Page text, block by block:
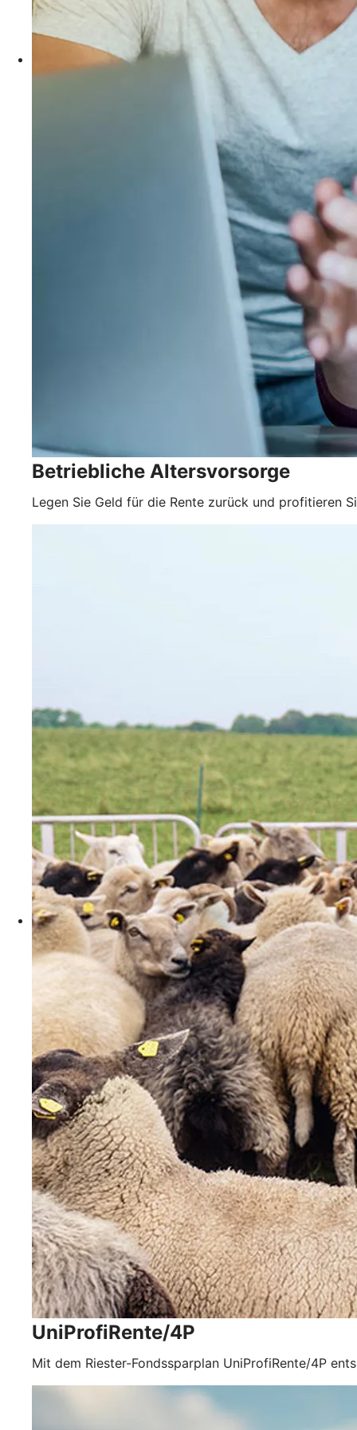
Betriebliche Altersvorsorge
Legen Sie Geld für die Rente zurück und profitieren
UniProfiRente/4P
Mit dem Riester-Fondssparplan UniProfiRente/4P